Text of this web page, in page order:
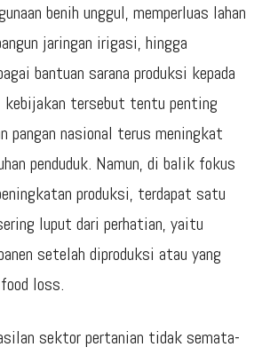
benih unggul, memperluas lahan
jaringan irigasi, hingga
bantuan sarana produksi kepada
kebijakan tersebut tentu penting
pangan nasional terus meningkat
penduduk. Namun, di balik fokus
produksi, terdapat satu
luput dari perhatian, yaitu
setelah diproduksi atau yang
loss.
sektor pertanian tidak semata-